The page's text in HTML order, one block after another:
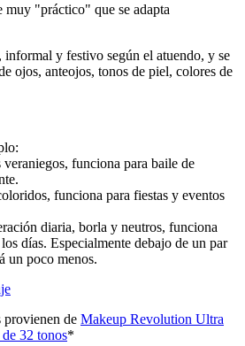
muy "práctico" que se adapta
informal y festivo según el atuendo, y se
ojos, anteojos, tonos de piel, colores de
funciona para baile de
funciona para fiestas y eventos
diaria, borla y neutros, funciona
días. Especialmente debajo de un par
un poco menos.
provienen de Makeup Revolution Ultra
32 tonos*